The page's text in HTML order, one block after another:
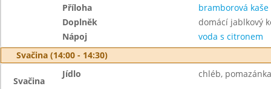
Příloha
bramborová kaše
Doplněk
domácí jablkový
Nápoj
voda s citronem
Svačina (14:00 - 14:30)
Svačina
Jídlo chléb,